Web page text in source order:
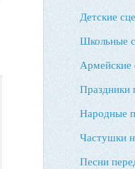
Детские
Школьные
Армейские
Праздники
Народные
Частушки
Песни